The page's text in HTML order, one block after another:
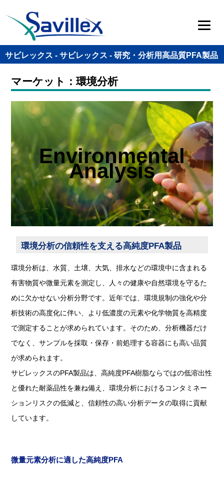
サビレックス - サビレックス - 研究・分析用高品質PFA製品
マーケット：環境分析
Environmental
Analysis
環境分析の信頼性を支える高純度PFA製品
環境分析は、水質、土壌、大気、排水などの環境中に含まれる
有害物質や微量元素を測定し、人々の健康や自然環境を守るた
めに欠かせない分析分野です。近年では、環境規制の強化や分
析技術の高度化に伴い、より低濃度の元素や化学物質を高精度
で測定することが求められています。そのため、分析機器だけ
でなく、サンプルを採取・保存・前処理する容器にも高い品質
が求められます。
サビレックスのPFA製品は、高純度PFA樹脂ならではの低溶出性
と優れた耐薬品性を兼ね備え、環境分析におけるコンタミネー
ションリスクの低減と、信頼性の高い分析データの取得に貢献
しています。
微量元素分析に適した高純度PFA